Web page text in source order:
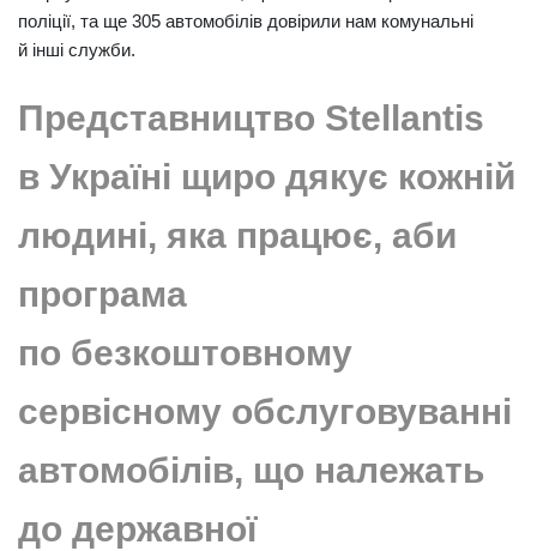
поліції, та ще 305 автомобілів довірили нам комунальні
й інші служби.
Представництво Stellantis
в Україні щиро дякує кожній
людині, яка працює, аби
програма
по безкоштовному
сервісному обслуговуванні
автомобілів, що належать
до державної